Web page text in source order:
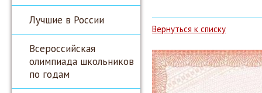
Лучшие в России
Всероссийская
олимпиада школьников
по годам
Вернуться к списку